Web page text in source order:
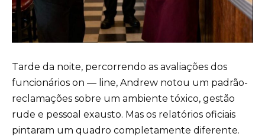
Tarde da noite, percorrendo as avaliações dos
funcionários on — line, Andrew notou um padrão-
reclamações sobre um ambiente tóxico, gestão
rude e pessoal exausto. Mas os relatórios oficiais
pintaram um quadro completamente diferente.